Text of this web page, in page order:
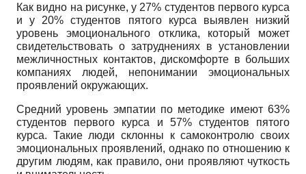
Как видно на рисунке, у 27% студентов первого курса
и у 20% студентов пятого курса выявлен низкий
уровень эмоционального отклика, который может
свидетельствовать о затруднениях в установлении
межличностных контактов, дискомфорте в больших
компаниях людей, непонимании эмоциональных
проявлений окружающих.
Средний уровень эмпатии по методике имеют 63%
студентов первого курса и 57% студентов пятого
курса. Такие люди склонны к самоконтролю своих
эмоциональных проявлений, однако по отношению к
другим людям, как правило, они проявляют чуткость